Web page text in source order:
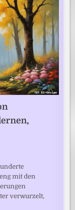
mit den
verwurzelt,